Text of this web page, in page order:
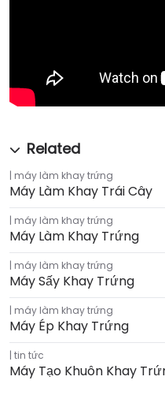
máy làm khay trứng
Máy Làm Khay Trái Cây
máy làm khay trứng
Máy Làm Khay Trứng
máy làm khay trứng
Máy Sấy Khay Trứng
máy làm khay trứng
Máy Ép Khay Trứng
tin tức
Máy Tạo Khuôn Khay